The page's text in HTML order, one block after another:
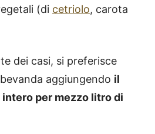
(di cetriolo, carota
dei casi, si preferisce
aggiungendo il
per mezzo litro di